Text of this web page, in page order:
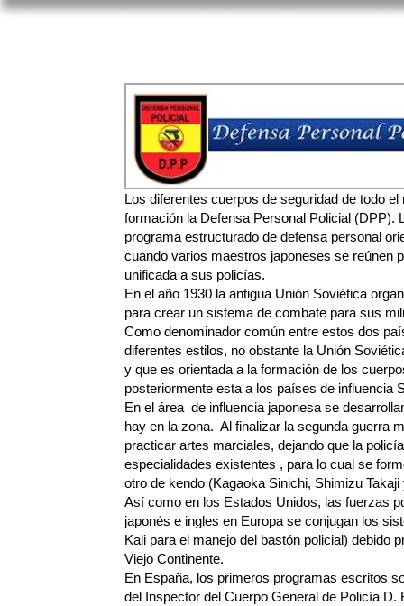
Los diferentes cuerpos de seguridad de todo
formación la Defensa Personal Policial (DPP).
programa estructurado de defensa personal
cuando varios maestros japoneses se reúnen
unificada a sus policías.
En el año 1930 la antigua Unión Soviética
para crear un sistema de combate para sus
Como denominador común entre estos dos
diferentes estilos, no obstante la Unión
y que es orientada a la formación de los
posteriormente esta a los países de influencia
En el área de influencia japonesa se
hay en la zona. Al finalizar la segunda guerra
practicar artes marciales, dejando que la
especialidades existentes , para lo cual se
otro de kendo (Kagaoka Sinichi, Shimizu
Así como en los Estados Unidos, las fuerzas
japonés e ingles en Europa se conjugan los
Kali para el manejo del bastón policial) debido
Viejo Continente.
En España, los primeros programas escritos
del Inspector del Cuerpo General de Policía